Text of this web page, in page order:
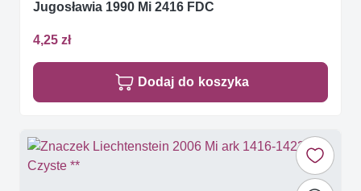
Jugosławia 1990 Mi 2416 FDC
4,25 zł
Dodaj do koszyka